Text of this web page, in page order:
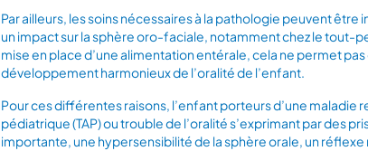
Par ailleurs, les soins nécessaires à la pathologie peuvent
un impact sur la sphère oro-faciale, notamment chez le tout-
mise en place d’une alimentation entérale, cela ne permet
développement harmonieux de l’oralité de l’enfant.
Pour ces différentes raisons, l’enfant porteurs d’une
pédiatrique (TAP) ou trouble de l’oralité s’exprimant par des
importante, une hypersensibilité de la sphère orale, un